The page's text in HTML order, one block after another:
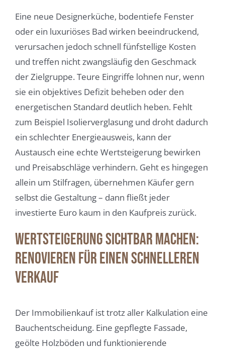
Eine neue Designerküche, bodentiefe Fenster
oder ein luxuriöses Bad wirken beeindruckend,
verursachen jedoch schnell fünfstellige Kosten
und treffen nicht zwangsläufig den Geschmack
der Zielgruppe. Teure Eingriffe lohnen nur, wenn
sie ein objektives Defizit beheben oder den
energetischen Standard deutlich heben. Fehlt
zum Beispiel Isolierverglasung und droht dadurch
ein schlechter Energieausweis, kann der
Austausch eine echte Wertsteigerung bewirken
und Preisabschläge verhindern. Geht es hingegen
allein um Stilfragen, übernehmen Käufer gern
selbst die Gestaltung – dann fließt jeder
investierte Euro kaum in den Kaufpreis zurück.
Wertsteigerung sichtbar machen:
Renovieren für einen schnelleren
Verkauf
Der Immobilienkauf ist trotz aller Kalkulation eine
Bauchentscheidung. Eine gepflegte Fassade,
geölte Holzböden und funktionierende